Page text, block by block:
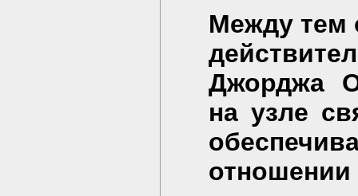
Между тем
Джорджа
на узле